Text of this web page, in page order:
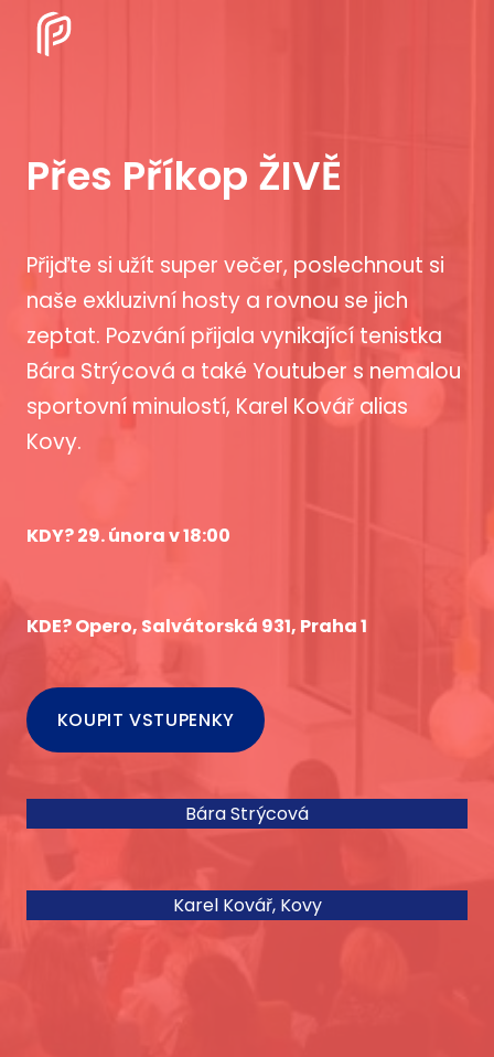
Přes Příkop ŽIVĚ
Přijďte si užít super večer, poslechnout si
naše exkluzivní hosty a rovnou se jich
zeptat. Pozvání přijala vynikající tenistka
Bára Strýcová a také Youtuber s nemalou
sportovní minulostí, Karel Kovář alias
Kovy.
KDY? 29. února v 18:00
KDE? Opero, Salvátorská 931, Praha 1
KOUPIT VSTUPENKY
Bára Strýcová
Karel Kovář, Kovy